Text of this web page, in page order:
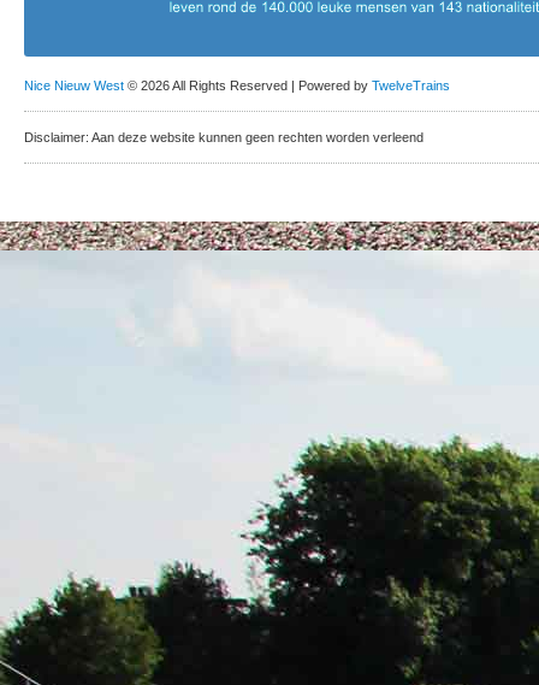
Nice Nieuw West © 2026 All Rights Reserved | Powered by TwelveTrains
Disclaimer: Aan deze website kunnen geen rechten worden verleend